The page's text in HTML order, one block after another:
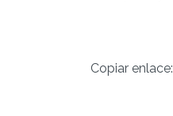
Copiar enlace: